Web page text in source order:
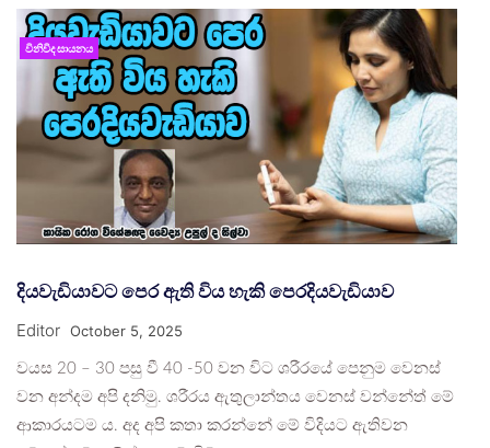
විනිවිද සායනය
දියවැඩියාවට පෙර ඇති විය හැකි පෙරදියවැඩියාව
Editor October 5, 2025
වයස 20 – 30 පසු වී 40 -50 වන විට ශරීරයේ පෙනුම වෙනස්
වන අන්දම අපි දනිමු. ශරීරය ඇතුලාන්තය වෙනස් වන්නේත් මේ
ආකාරයටම ය. අද අපි කතා කරන්නේ මේ විදියට ඇතිවන